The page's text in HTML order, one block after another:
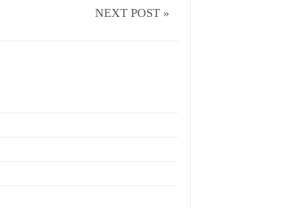
NEXT POST »